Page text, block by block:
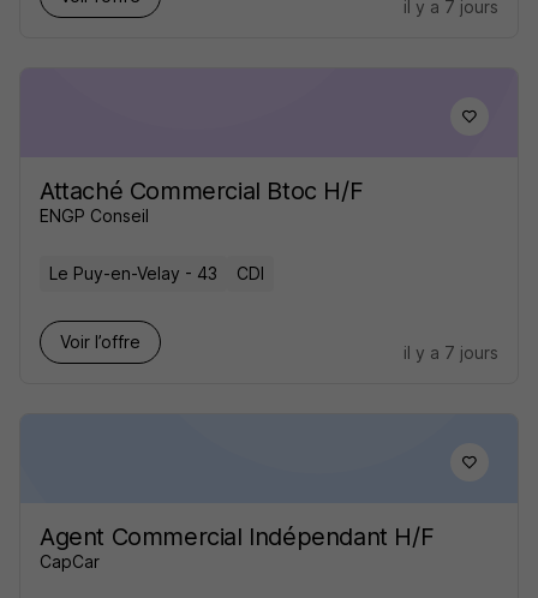
il y a 7 jours
Attaché Commercial Btoc H/F
ENGP Conseil
Le Puy-en-Velay - 43 CDI
Voir l’offre
il y a 7 jours
Agent Commercial Indépendant H/F
CapCar